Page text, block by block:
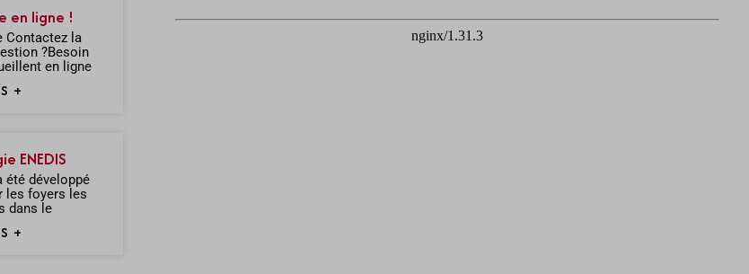
en ligne !
Contactez la
?Besoin
en ligne
+
ENEDIS
été développé
les foyers les
dans le
+